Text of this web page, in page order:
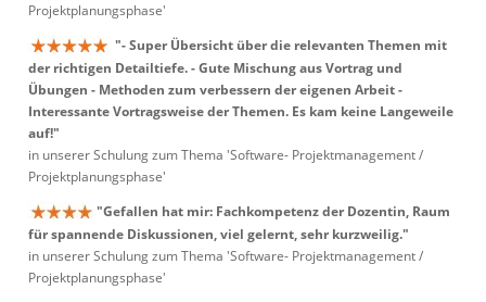
Projektplanungsphase'
"- Super Übersicht über die relevanten Themen mit
der richtigen Detailtiefe. - Gute Mischung aus Vortrag und
Übungen - Methoden zum verbessern der eigenen Arbeit -
Interessante Vortragsweise der Themen. Es kam keine Langeweile
auf!"
in unserer Schulung zum Thema 'Software- Projektmanagement /
Projektplanungsphase'
"Gefallen hat mir: Fachkompetenz der Dozentin, Raum
für spannende Diskussionen, viel gelernt, sehr kurzweilig."
in unserer Schulung zum Thema 'Software- Projektmanagement /
Projektplanungsphase'